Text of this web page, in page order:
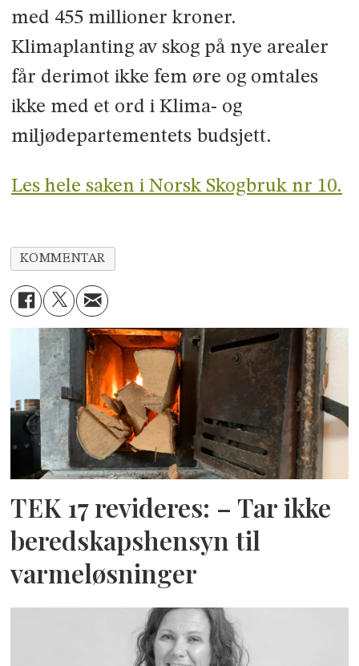
med 455 millioner kroner.
Klimaplanting av skog på nye arealer
får derimot ikke fem øre og omtales
ikke med et ord i Klima- og
miljødepartementets budsjett.
Les hele saken i Norsk Skogbruk nr 10.
KOMMENTAR
TEK 17 revideres: – Tar ikke
beredskapshensyn til
varmeløsninger